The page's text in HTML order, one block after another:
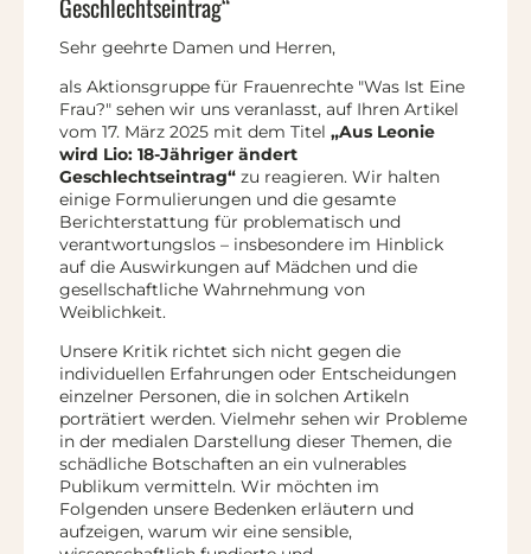
Geschlechtseintrag“
Sehr geehrte Damen und Herren,
als Aktionsgruppe für Frauenrechte "Was Ist Eine
Frau?" sehen wir uns veranlasst, auf Ihren Artikel
vom 17. März 2025 mit dem Titel „Aus Leonie
wird Lio: 18-Jähriger ändert
Geschlechtseintrag“ zu reagieren. Wir halten
einige Formulierungen und die gesamte
Berichterstattung für problematisch und
verantwortungslos – insbesondere im Hinblick
auf die Auswirkungen auf Mädchen und die
gesellschaftliche Wahrnehmung von
Weiblichkeit.
Unsere Kritik richtet sich nicht gegen die
individuellen Erfahrungen oder Entscheidungen
einzelner Personen, die in solchen Artikeln
porträtiert werden. Vielmehr sehen wir Probleme
in der medialen Darstellung dieser Themen, die
schädliche Botschaften an ein vulnerables
Publikum vermitteln. Wir möchten im
Folgenden unsere Bedenken erläutern und
aufzeigen, warum wir eine sensible,